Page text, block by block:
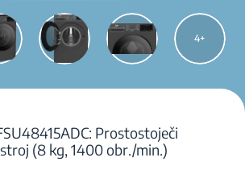
4
Prostostoječi
(8 kg, 1400 obr./min.)